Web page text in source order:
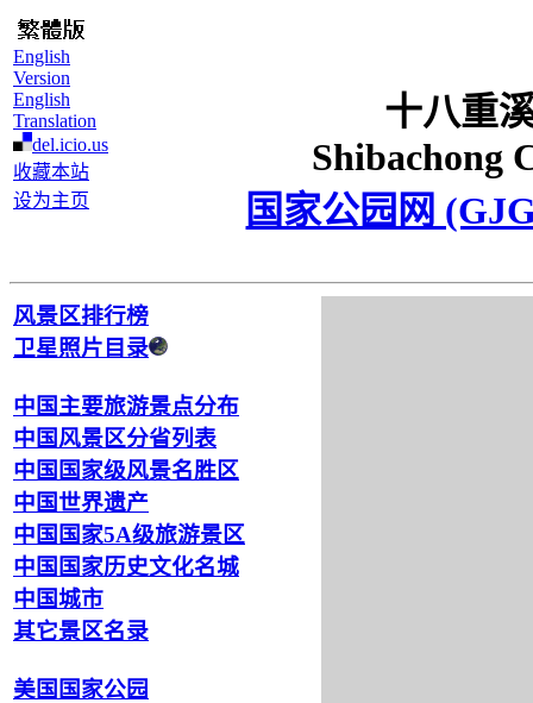
English
Version
English
Translation
del.icio.us
收藏本站
设为主页
十八重
Shibachong
国家公园网
风景区排行榜
卫星照片目录
中国主要旅游景点分布
中国风景区分省列表
中国国家级风景名胜区
中国世界遗产
中国国家5A级旅游景区
中国国家历史文化名城
中国城市
其它景区名录
美国国家公园